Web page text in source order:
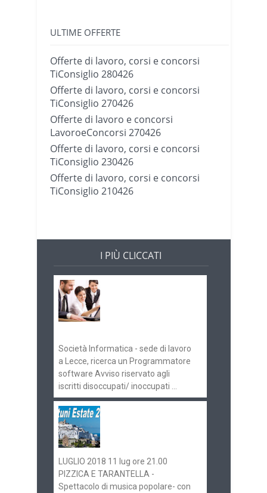
ULTIME OFFERTE
Offerte di lavoro, corsi e concorsi
TiConsiglio 280426
Offerte di lavoro, corsi e concorsi
TiConsiglio 270426
Offerte di lavoro e concorsi
LavoroeConcorsi 270426
Offerte di lavoro, corsi e concorsi
TiConsiglio 230426
Offerte di lavoro, corsi e concorsi
TiConsiglio 210426
I PIÙ CLICCATI
Società Informatica - sede di lavoro
a Lecce, ricerca un Programmatore
software Avviso riservato agli
iscritti disoccupati/ inoccupati ...
LUGLIO 2018 11 lug ore 21.00
PIZZICA E TARANTELLA -
Spettacolo di musica popolare- con